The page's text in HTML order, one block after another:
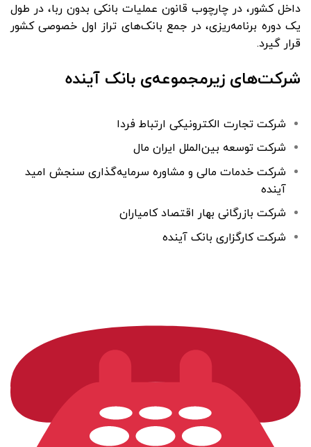
داخل کشور، در چارچوب قانون عملیات بانکی بدون ربا، در طول
یک دوره برنامه‌ریزی، در جمع بانک‌های تراز اول خصوصی کشور
قرار گیرد.
شرکت‌های زیرمجموعه‌ی بانک آینده
شرکت تجارت الکترونیکی ارتباط فردا
شرکت توسعه بین‌الملل ایران مال
شرکت خدمات مالی و مشاوره سرمایه‌گذاری سنجش امید
آینده
شرکت بازرگانی بهار اقتصاد کامیاران
شرکت کارگزاری بانک آینده